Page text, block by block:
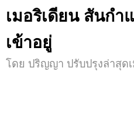
เมอริเดียน สันก
เข้าอยู่
โดย ปริญญา ปรับปรุงล่าสุด